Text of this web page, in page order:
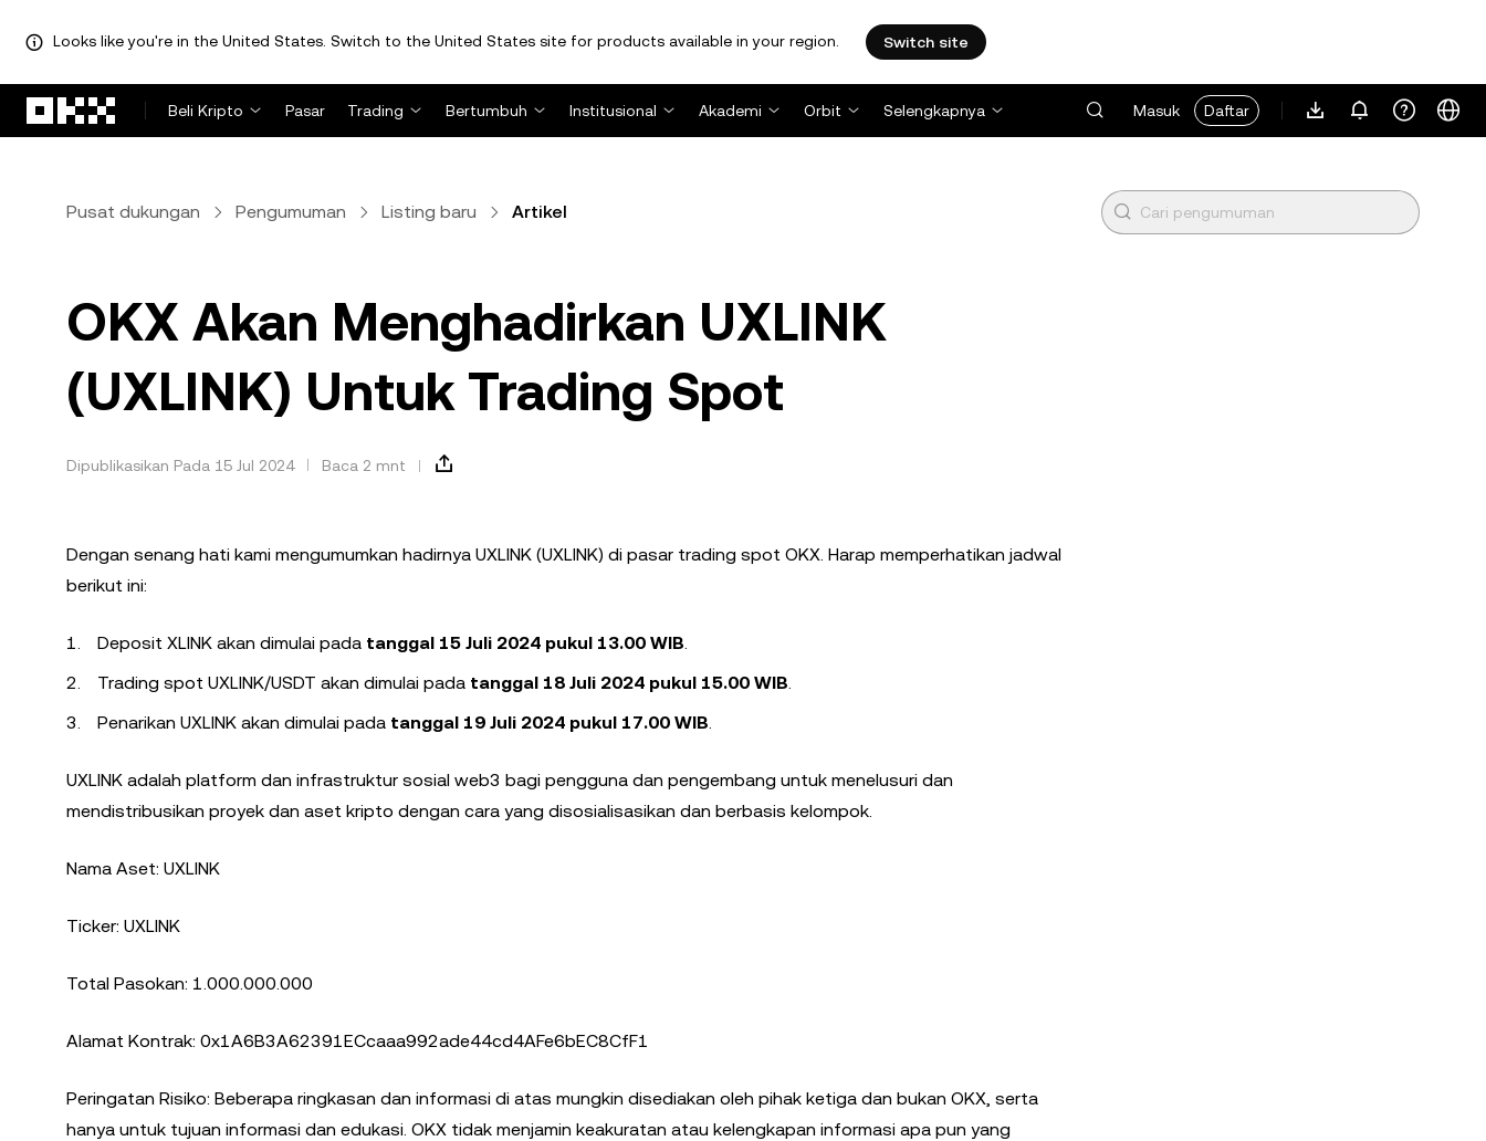
Looks like you're in the United States. Switch to the United States site for products available in your region. Switch site
Beli Kripto
Pasar Trading Bertumbuh Institusional Akademi Orbit Selengkapnya Masuk Daftar
Pusat dukungan Pengumuman Listing baru Artikel
OKX Akan Menghadirkan UXLINK
(UXLINK) Untuk Trading Spot
Dipublikasikan Pada 15 Jul 2024 Baca 2 mnt
Dengan senang hati kami mengumumkan hadirnya UXLINK (UXLINK) di pasar trading spot OKX. Harap memperhatikan jadwal
berikut ini:
Deposit XLINK akan dimulai pada tanggal 15 Juli 2024 pukul 13.00 WIB.
Trading spot UXLINK/USDT akan dimulai pada tanggal 18 Juli 2024 pukul 15.00 WIB.
Penarikan UXLINK akan dimulai pada tanggal 19 Juli 2024 pukul 17.00 WIB.
UXLINK adalah platform dan infrastruktur sosial web3 bagi pengguna dan pengembang untuk menelusuri dan
mendistribusikan proyek dan aset kripto dengan cara yang disosialisasikan dan berbasis kelompok.
Nama Aset: UXLINK
Ticker: UXLINK
Total Pasokan: 1.000.000.000
Alamat Kontrak: 0x1A6B3A62391ECcaaa992ade44cd4AFe6bEC8CfF1
Peringatan Risiko: Beberapa ringkasan dan informasi di atas mungkin disediakan oleh pihak ketiga dan bukan OKX, serta
hanya untuk tujuan informasi dan edukasi. OKX tidak menjamin keakuratan atau kelengkapan informasi apa pun yang